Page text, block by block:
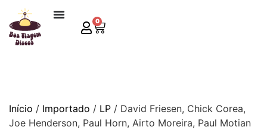
0
Início / Importado / LP / David Friesen, Chick Corea,
Joe Henderson, Paul Horn, Airto Moreira, Paul Motian